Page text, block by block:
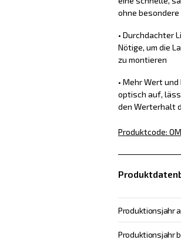
ohne
• Durchdachter
Nötige, um die
zu montieren
• Mehr Wert
optisch auf,
den Werterhalt
Produktcode:
Produktionsjahr
Produktionsjahr